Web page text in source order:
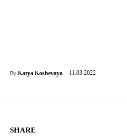
By Katya Koshevaya 11.03.2022
SHARE